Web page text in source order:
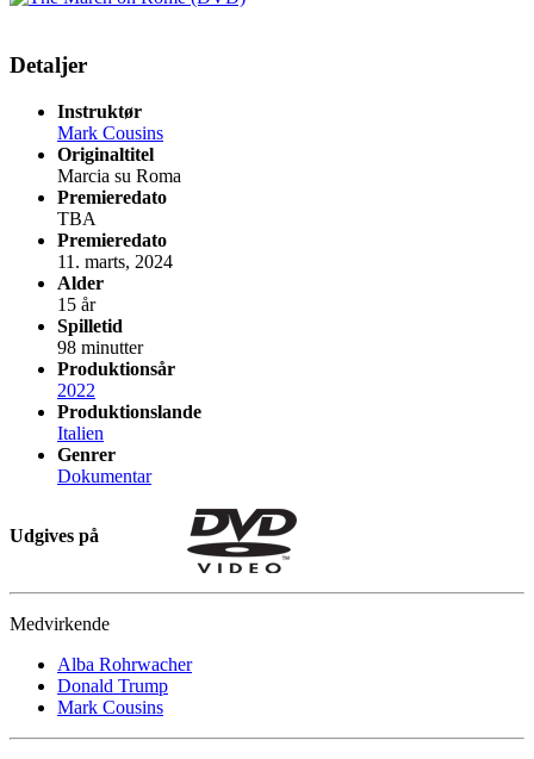
Detaljer
Instruktør
Mark Cousins
Originaltitel
Marcia su Roma
Premieredato
TBA
Premieredato
11. marts, 2024
Alder
15 år
Spilletid
98 minutter
Produktionsår
2022
Produktionslande
Italien
Genrer
Dokumentar
Udgives på
Medvirkende
Alba Rohrwacher
Donald Trump
Mark Cousins